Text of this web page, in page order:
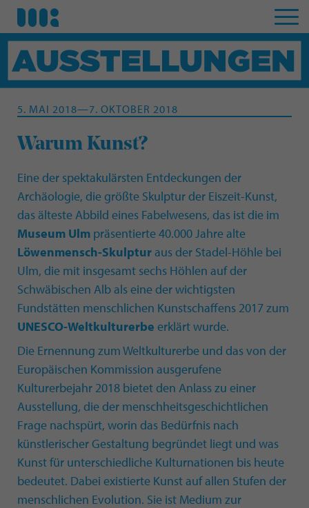
5. MAI 2018—7. OKTOBER 2018
Warum Kunst?
Eine der spektakulärsten Entdeckungen der
Archäologie, die größte Skulptur der Eiszeit-Kunst,
das älteste Abbild eines Fabelwesens, das ist die im
Museum Ulm präsentierte 40.000 Jahre alte
Löwenmensch-Skulpturaus der Stadel-Höhle bei
Ulm, die mit insgesamt sechs Höhlen auf der
Schwäbischen Alb als eine der wichtigsten
Fundstätten menschlichen Kunstschaffens 2017 zum
UNESCO-Weltkulturerbe erklärt wurde.
Die Ernennung zum Weltkulturerbe und das von der
Europäischen Kommission ausgerufene
Kulturerbejahr 2018 bietet den Anlass zu einer
Ausstellung, die der menschheitsgeschichtlichen
Frage nachspürt, worin das Bedürfnis nach
künstlerischer Gestaltung begründet liegt und was
Kunst für unterschiedliche Kulturnationen bis heute
bedeutet. Dabei existierte Kunst auf allen Stufen der
menschlichen Evolution. Sie ist Medium zur